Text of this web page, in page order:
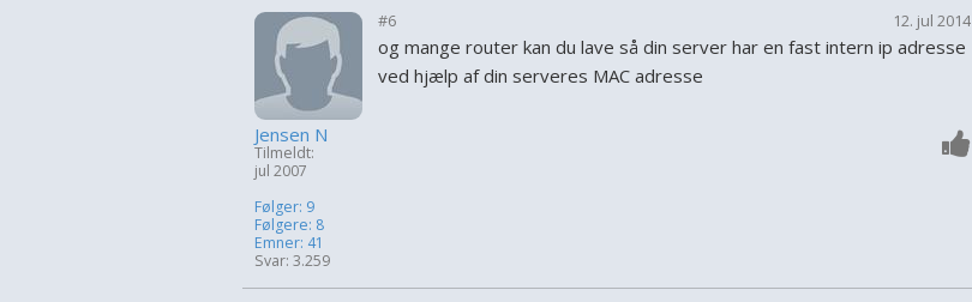
Jensen N
Tilmeldt:
jul 2007
Følger: 9
Følgere: 8
Emner: 41
Svar: 3.259
#6 12. jul 2014
og mange router kan du lave så din server har en fast intern ip adresse
ved hjælp af din serveres MAC adresse